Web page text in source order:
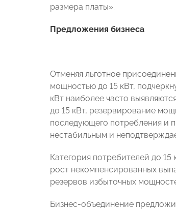
размера платы».
Предложения бизнеса
Отменяя льготное
мощностью до 15 кВт,
кВт наиболее часто
до 15 кВт, резервирование
последующего потребления и
нестабильным и
Категория потребителей до
рост некомпенсированных
резервов избыточных
Бизнес-объединение